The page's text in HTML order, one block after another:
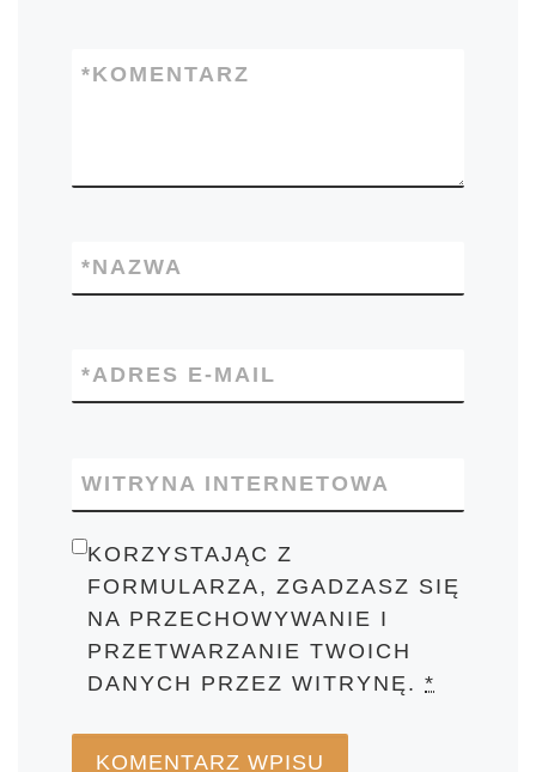
KOMENTARZ
*
NAZWA
*
ADRES E-MAIL
*
WITRYNA INTERNETOWA
KORZYSTAJĄC Z
FORMULARZA, ZGADZASZ SIĘ
NA PRZECHOWYWANIE I
PRZETWARZANIE TWOICH
DANYCH PRZEZ WITRYNĘ.*